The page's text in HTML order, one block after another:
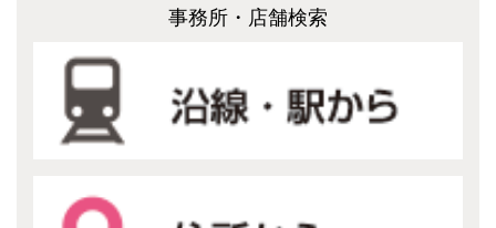
事務所・店舗検索